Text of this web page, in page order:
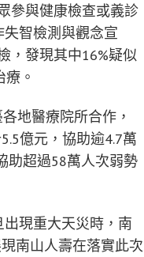
參與健康檢查或義診
智檢測與觀念宣
，發現其中16%疑似
。
地醫療院所合作，
億元，協助逾4.7萬
助超過58萬人次弱勢
現重大天災時，南
南山人壽在落實此次